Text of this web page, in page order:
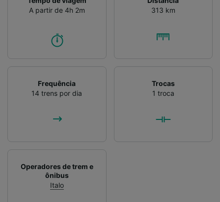
A partir de 4h 2m
313 km
Frequência
14 trens por dia
Trocas
1 troca
Operadores de trem e
ônibus
Italo
Verificar ativamente as características do
dispositivo para identificação. Armazenar e/ou
Publicidade e conteúdo personalizados,
medição de publicidade e conteúdo, pesquisa
de público e desenvolvimento de serviços..